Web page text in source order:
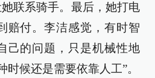
联系骑手。最后，她打电
赔付。李洁感觉，有时智
己的问题，只是机械性地
时候还是需要依靠人工”。